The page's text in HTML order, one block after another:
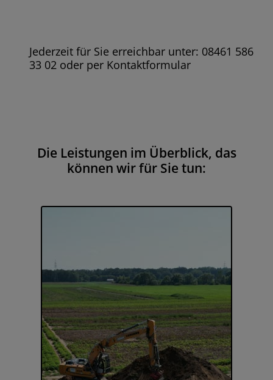
Jederzeit für Sie erreichbar unter: 08461 586
33 02 oder per Kontaktformular
Die Leistungen im Überblick, das
können wir für Sie tun: